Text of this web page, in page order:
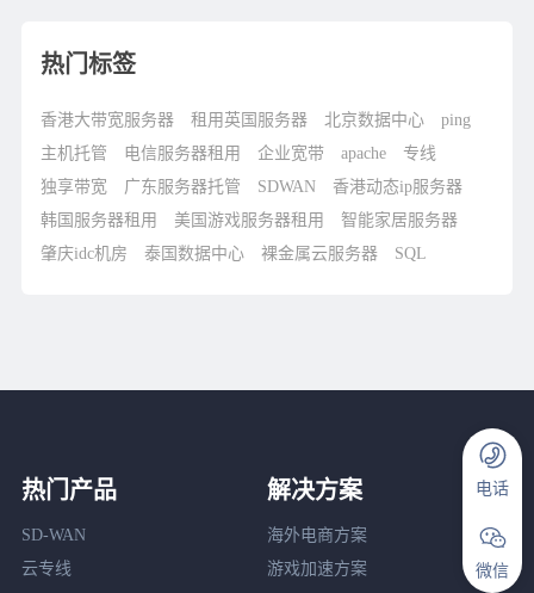
热门标签
香港大带宽服务器 租用英国服务器 北京数据中心
ping
主机托管
电信服务器租用 企业宽带 apache
专线
独享带宽
广东服务器托管 SDWAN
香港动态ip服务器
韩国服务器租用
美国游戏服务器租用
智能家居服务器
肇庆idc机房
泰国数据中心 裸金属云服务器 SQL
热门产品
SD-WAN
云专线
解决方案
海外电商方案
游戏加速方案
电话
微信